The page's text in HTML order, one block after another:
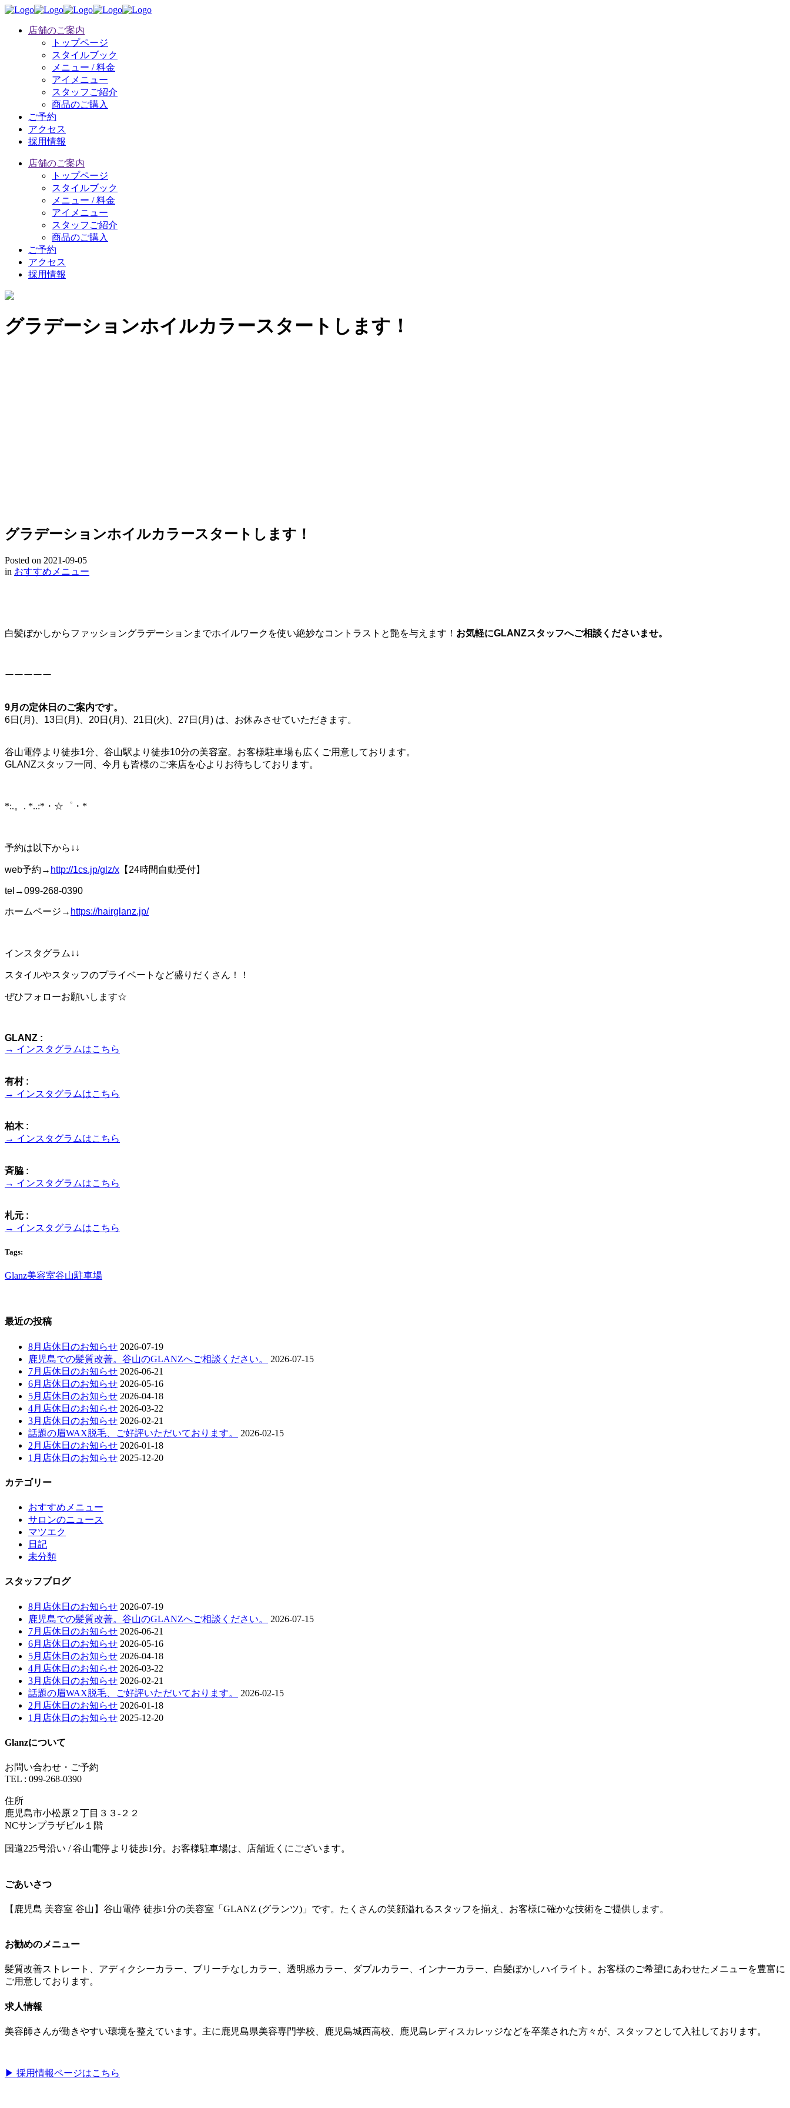
店舗のご案内
トップページ
スタイルブック
メニュー / 料金
アイメニュー
スタッフご紹介
商品のご購入
ご予約
アクセス
採用情報
店舗のご案内
トップページ
スタイルブック
メニュー / 料金
アイメニュー
スタッフご紹介
商品のご購入
ご予約
アクセス
採用情報
グラデーションホイルカラースタートします！
グラデーションホイルカラースタートします！
Posted on 2021-09-05
in おすすめメニュー
白髪ぼかしからファッショングラデーションまでホイルワークを使い絶妙なコントラストと艶を与えます！ お気軽にGLANZスタッフへご相談くださいませ。
ーーーーー
9月の定休日のご案内です。
6日(月)、13日(月)、20日(月)、21日(火)、27日(月) は、お休みさせていただきます。
谷山電停より徒歩1分、谷山駅より徒歩10分の美容室。お客様駐車場も広くご用意しております。
GLANZスタッフ一同、今月も皆様のご来店を心よりお待ちしております。
*:.。. *..:*・☆゜・*
予約は以下から↓↓
web予約→ http://1cs.jp/glz/x 【24時間自動受付】
tel→099-268-0390
ホームページ→ https://hairglanz.jp/
インスタグラム↓↓
スタイルやスタッフのプライベートなど盛りだくさん！！
ぜひフォローお願いします☆
GLANZ :
→ インスタグラムはこちら
有村 :
→ インスタグラムはこちら
柏木 :
→ インスタグラムはこちら
斉脇 :
→ インスタグラムはこちら
札元 :
→ インスタグラムはこちら
Tags:
Glanz美容室谷山駐車場
最近の投稿
8月店休日のお知らせ 2026-07-19
鹿児島での髪質改善。谷山のGLANZへご相談ください。
2026-07-15
7月店休日のお知らせ 2026-06-21
6月店休日のお知らせ 2026-05-16
5月店休日のお知らせ 2026-04-18
4月店休日のお知らせ 2026-03-22
3月店休日のお知らせ 2026-02-21
話題の眉WAX脱毛、ご好評いただいております。
2026-02-15
2月店休日のお知らせ 2026-01-18
1月店休日のお知らせ 2025-12-20
カテゴリー
おすすめメニュー
サロンのニュース
マツエク
日記
未分類
スタッフブログ
8月店休日のお知らせ 2026-07-19
鹿児島での髪質改善。谷山のGLANZへご相談ください。
2026-07-15
7月店休日のお知らせ 2026-06-21
6月店休日のお知らせ 2026-05-16
5月店休日のお知らせ 2026-04-18
4月店休日のお知らせ 2026-03-22
3月店休日のお知らせ 2026-02-21
話題の眉WAX脱毛、ご好評いただいております。
2026-02-15
2月店休日のお知らせ 2026-01-18
1月店休日のお知らせ 2025-12-20
Glanzについて
お問い合わせ・ご予約
TEL : 099-268-0390
住所
鹿児島市小松原２丁目３３-２２
NCサンプラザビル１階
国道225号沿い / 谷山電停より徒歩1分。お客様駐車場は、店舗近くにございます。
ごあいさつ
【鹿児島 美容室 谷山】谷山電停 徒歩1分の美容室「GLANZ (グランツ)」です。たくさんの笑顔溢れるスタッフを揃え、お客様に確かな技術をご提供します。
お勧めのメニュー
髪質改善ストレート、アディクシーカラー、ブリーチなしカラー、透明感カラー、ダブルカラー、インナーカラー、白髪ぼかしハイライト。お客様のご希望にあわせたメニューを豊富に
ご用意しております。
求人情報
美容師さんが働きやすい環境を整えています。主に鹿児島県美容専門学校、鹿児島城西高校、鹿児島レディスカレッジなどを卒業された方々が、スタッフとして入社しております。
▶︎ 採用情報ページはこちら